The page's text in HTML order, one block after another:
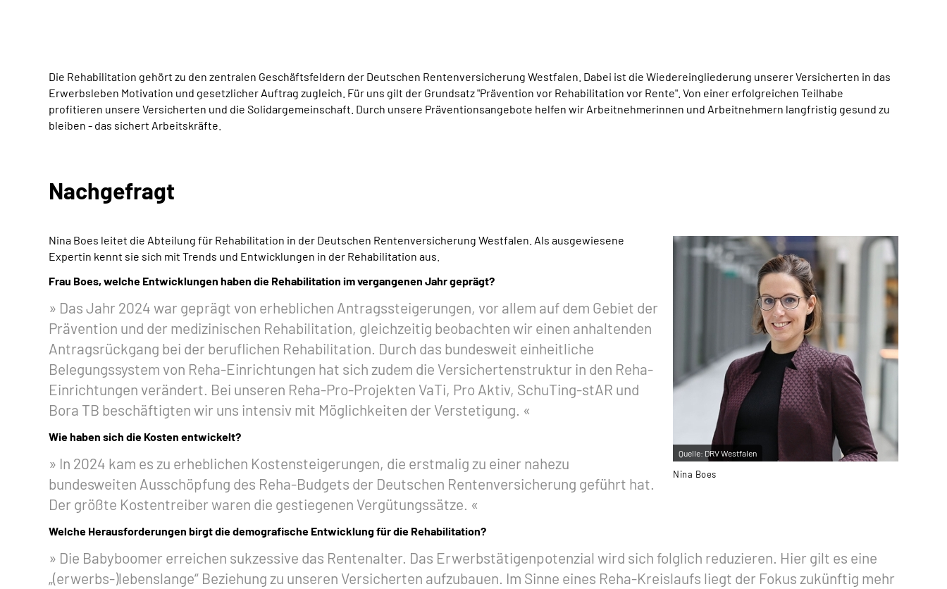
Die Rehabilitation gehört zu den zentralen Geschäftsfeldern der Deutschen Rentenversicherung Westfalen. Dabei ist die Wiedereingliederung unserer Versicherten in das
Erwerbsleben Motivation und gesetzlicher Auftrag zugleich. Für uns gilt der Grundsatz "Prävention vor Rehabilitation vor Rente". Von einer erfolgreichen Teilhabe
profitieren unsere Versicherten und die Solidargemeinschaft. Durch unsere Präventionsangebote helfen wir Arbeitnehmerinnen und Arbeitnehmern langfristig gesund zu
bleiben - das sichert Arbeitskräfte.
Nachgefragt
Quelle: DRV Westfalen
Nina Boes
Nina Boes leitet die Abteilung für Rehabilitation in der Deutschen Rentenversicherung Westfalen. Als ausgewiesene
Expertin kennt sie sich mit Trends und Entwicklungen in der Rehabilitation aus.
Frau Boes, welche Entwicklungen haben die Rehabilitation im vergangenen Jahr geprägt?
Das Jahr 2024 war geprägt von erheblichen Antragssteigerungen, vor allem auf dem Gebiet der
Prävention und der medizinischen Rehabilitation, gleichzeitig beobachten wir einen anhaltenden
Antragsrückgang bei der beruflichen Rehabilitation. Durch das bundesweit einheitliche
Belegungssystem von Reha-Einrichtungen hat sich zudem die Versichertenstruktur in den Reha-
Einrichtungen verändert. Bei unseren Reha-Pro-Projekten VaTi, Pro Aktiv, SchuTing-stAR und
Bora TB beschäftigten wir uns intensiv mit Möglichkeiten der Verstetigung.
Wie haben sich die Kosten entwickelt?
In 2024 kam es zu erheblichen Kostensteigerungen, die erstmalig zu einer nahezu
bundesweiten Ausschöpfung des Reha-Budgets der Deutschen Rentenversicherung geführt hat.
Der größte Kostentreiber waren die gestiegenen Vergütungssätze.
Welche Herausforderungen birgt die demografische Entwicklung für die Rehabilitation?
Die Babyboomer erreichen sukzessive das Rentenalter. Das Erwerbstätigenpotenzial wird sich folglich reduzieren. Hier gilt es eine
„(erwerbs-)lebenslange“ Beziehung zu unseren Versicherten aufzubauen. Im Sinne eines Reha-Kreislaufs liegt der Fokus zukünftig mehr